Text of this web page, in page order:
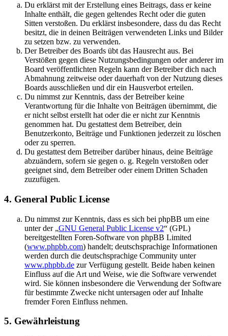
Du erklärst mit der Erstellung eines Beitrags, dass er keine
Inhalte enthält, die gegen geltendes Recht oder die guten
Sitten verstoßen. Du erklärst insbesondere, dass du das Recht
besitzt, die in deinen Beiträgen verwendeten Links und Bilder
zu setzen bzw. zu verwenden.
Der Betreiber des Boards übt das Hausrecht aus. Bei
Verstößen gegen diese Nutzungsbedingungen oder anderer im
Board veröffentlichten Regeln kann der Betreiber dich nach
Abmahnung zeitweise oder dauerhaft von der Nutzung dieses
Boards ausschließen und dir ein Hausverbot erteilen.
Du nimmst zur Kenntnis, dass der Betreiber keine
Verantwortung für die Inhalte von Beiträgen übernimmt, die
er nicht selbst erstellt hat oder die er nicht zur Kenntnis
genommen hat. Du gestattest dem Betreiber, dein
Benutzerkonto, Beiträge und Funktionen jederzeit zu löschen
oder zu sperren.
Du gestattest dem Betreiber darüber hinaus, deine Beiträge
abzuändern, sofern sie gegen o. g. Regeln verstoßen oder
geeignet sind, dem Betreiber oder einem Dritten Schaden
zuzufügen.
4. General Public License
Du nimmst zur Kenntnis, dass es sich bei phpBB um eine
unter der „GNU General Public License v2“ (GPL)
bereitgestellten Foren-Software von phpBB Limited
(www.phpbb.com) handelt; deutschsprachige Informationen
werden durch die deutschsprachige Community unter
www.phpbb.de zur Verfügung gestellt. Beide haben keinen
Einfluss auf die Art und Weise, wie die Software verwendet
wird. Sie können insbesondere die Verwendung der Software
für bestimmte Zwecke nicht untersagen oder auf Inhalte
fremder Foren Einfluss nehmen.
5. Gewährleistung